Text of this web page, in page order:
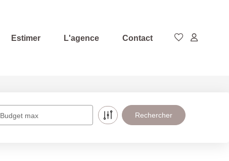
Estimer L'agence Contact
Budget max